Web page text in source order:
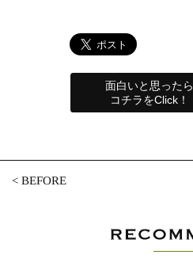
面白いと思ったら
コチラをClick！
<BEFORE